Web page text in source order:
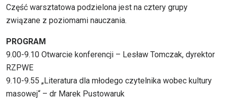
Część warsztatowa podzielona jest na cztery grupy
związane z poziomami nauczania.
PROGRAM
9.00-9.10 Otwarcie konferencji – Lesław Tomczak, dyrektor
RZPWE
9.10-9.55 „Literatura dla młodego czytelnika wobec kultury
masowej“ – dr Marek Pustowaruk